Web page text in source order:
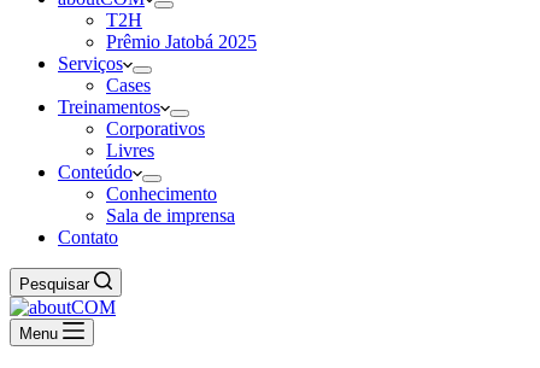
T2H
Prêmio Jatobá 2025
Serviços
Cases
Treinamentos
Corporativos
Livres
Conteúdo
Conhecimento
Sala de imprensa
Contato
Pesquisar
Menu